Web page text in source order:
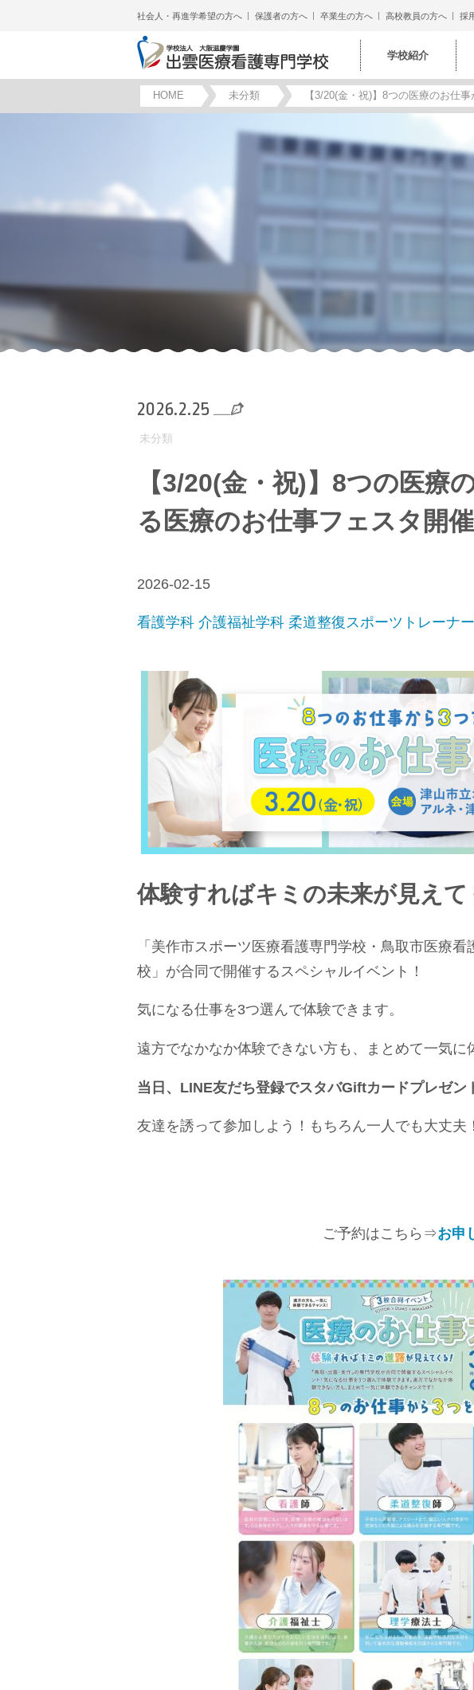
社会人・再進学希望の方へ 保護者の方へ 卒業生の方へ 高校教員の方へ 採
学校紹介
HOME 未分類 【3/20(金・祝)】8つの医療のお仕
2026.2.25
未分類
【3/20(金・祝)】8つの医療
る医療のお仕事フェスタ開
2026-02-15
看護学科 介護福祉学科 柔道整復スポーツトレーナ
体験すればキミの未来が見えて
「美作市スポーツ医療看護専門学校・鳥取市医療
校」が合同で開催するスペシャルイベント！
気になる仕事を3つ選んで体験できます。
遠方でなかなか体験できない方も、まとめて一気に
当日、LINE友だち登録でスタバGiftカードプレゼン
友達を誘って参加しよう！もちろん一人でも大丈夫！
ご予約はこちら⇒お申